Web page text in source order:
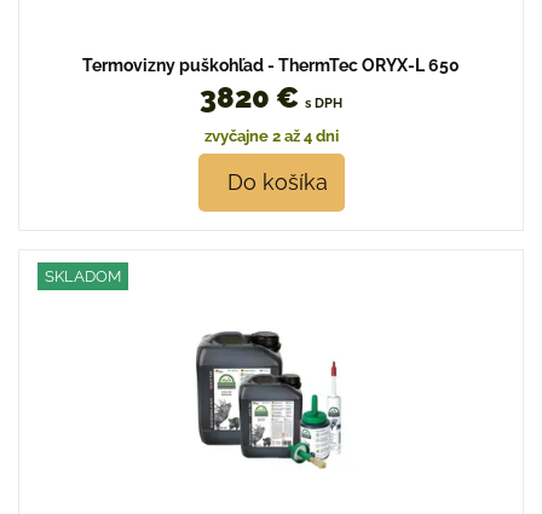
Termovizny puškohľad - ThermTec ORYX-L 650
3820 € s DPH
zvyčajne 2 až 4 dni
Do košíka
SKLADOM